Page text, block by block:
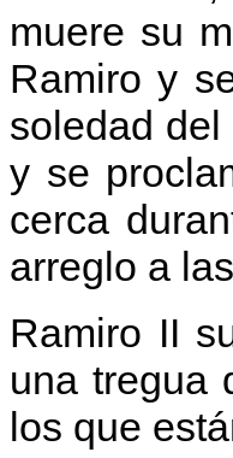
muere su
Ramiro y
soledad
y se
cerca
arreglo a
Ramiro II
una tregua
los que